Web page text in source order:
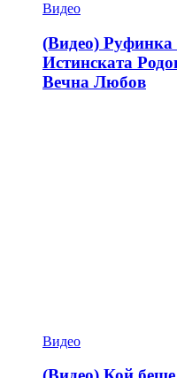
Видео
(Видео)
Истинската
Вечна Любов
Видео